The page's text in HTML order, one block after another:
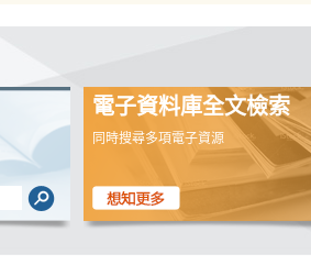
電子資料庫全文檢索
同時搜尋多項電子資源